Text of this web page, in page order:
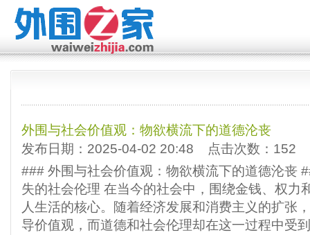
外围与社会价值观：物欲横流下的道德沦丧
发布日期：2025-04-02 20:48 点击次数：152
### 外围与社会价值观：物欲横流下的道德沦丧
失的社会伦理 在当今的社会中，围绕金钱、权力
人生活的核心。随着经济发展和消费主义的扩张
导价值观，而道德和社会伦理却在这一过程中受